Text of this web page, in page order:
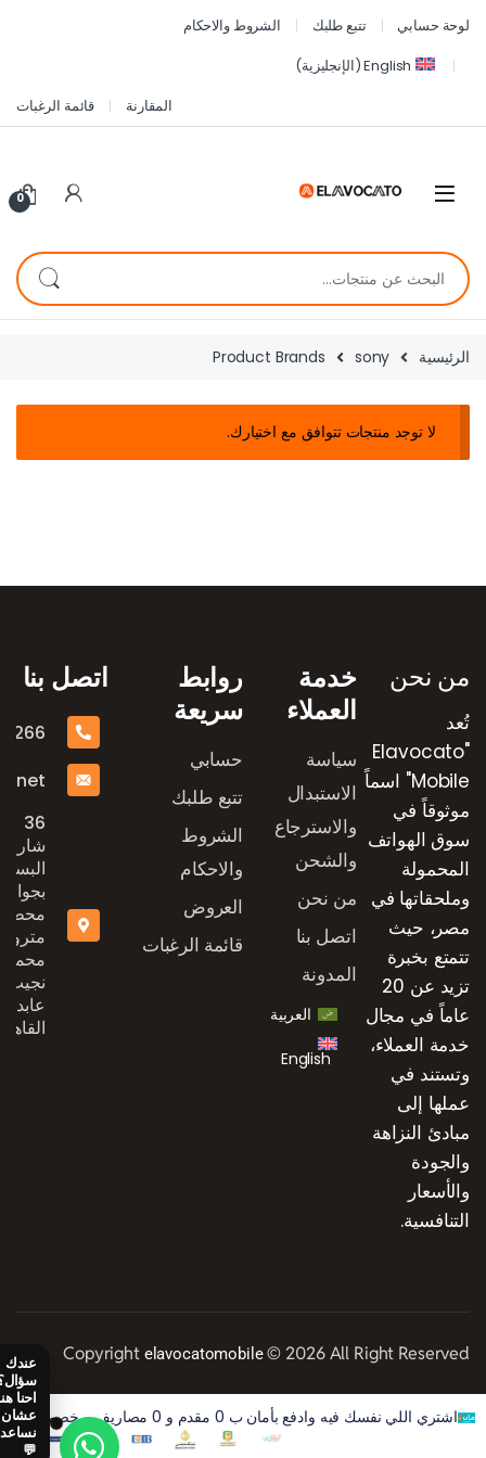
لوحة حسابي تتبع طلبك
الشروط والاحكام
English
(الإنجليزية)
المقارنة
قائمة الرغبات
0
الرئيسية Product Brands sony
لا توجد منتجات تتوافق مع اختيارك.
من نحن
تُعد
"Elavocato
Mobile" اسماً
موثوقاً في
سوق الهواتف
المحمولة
وملحقاتها في
مصر، حيث
تتمتع بخبرة
تزيد عن 20
عاماً في مجال
خدمة العملاء،
وتستند في
عملها إلى
مبادئ النزاهة
والجودة
والأسعار
التنافسية.
خدمة
العملاء
سياسة
الاستبدال
والاسترجاع
والشحن
من نحن
اتصل بنا
المدونة
العربية
English
روابط
سريعة
حسابي
تتبع طلبك
الشروط
والاحكام
العروض
قائمة الرغبات
اتصل بنا
36
شارع
بجوار
محطة
مترو
محمد
نجيب،
Copyright elavocatomobile© 2026 All Right Reserved
اشتري اللي نفسك فيه وادفع بأمان ب 0 مقدم و 0 مصاريف و خصم 50% على الفوايد